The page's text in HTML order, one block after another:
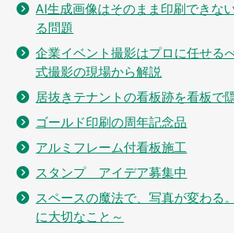
AI生成画像はそのまま印刷できな
る問題
企業イベント撮影はプロに任せる
式撮影の現場から解説
居抜きテナントの看板跡を看板で
ゴールド印刷の周年記念品
アルミフレーム付看板施工
スタンプ アイデア募集中
スペースの魔法で、写真が変わる
に大切なこと～